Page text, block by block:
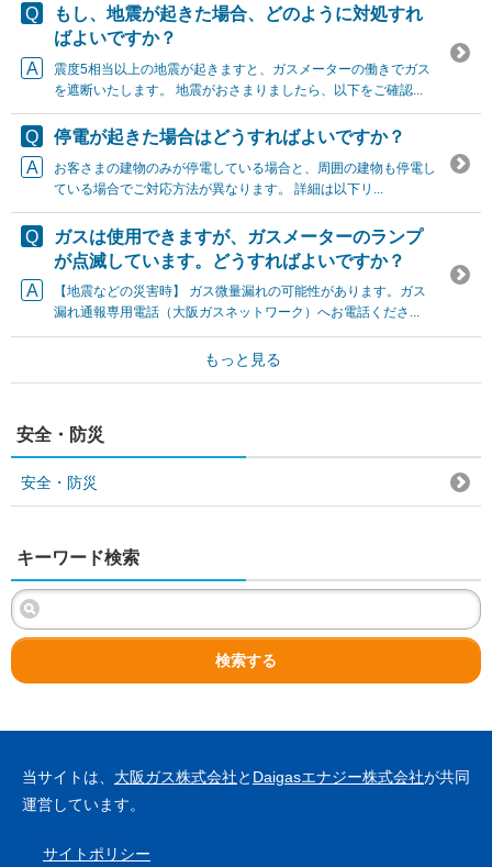
もし、地震が起きた場合、どのように対処すれ
ばよいですか？
震度5相当以上の地震が起きますと、ガスメーターの働きでガス
を遮断いたします。 地震がおさまりましたら、以下をご確認...
停電が起きた場合はどうすればよいですか？
お客さまの建物のみが停電している場合と、周囲の建物も停電し
ている場合でご対応方法が異なります。 詳細は以下リ...
ガスは使用できますが、ガスメーターのランプ
が点滅しています。どうすればよいですか？
【地震などの災害時】 ガス微量漏れの可能性があります。ガス
漏れ通報専用電話（大阪ガスネットワーク）へお電話くださ...
もっと見る
安全・防災
安全・防災
キーワード検索
検索する
当サイトは、 大阪ガス株式会社と Daigasエナジー株式会社が共同
運営しています。
サイトポリシー